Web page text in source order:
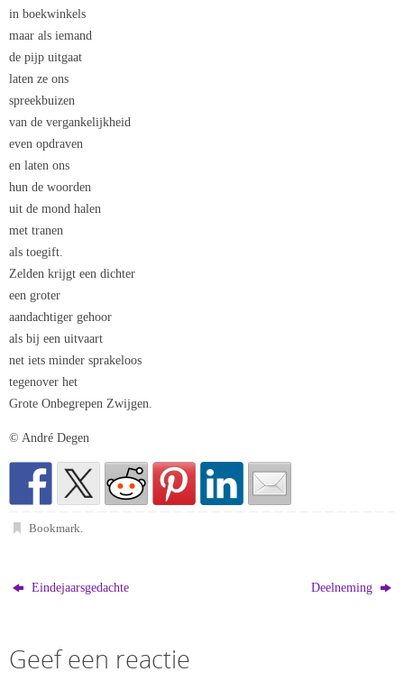
in boekwinkels
maar als iemand
de pijp uitgaat
laten ze ons
spreekbuizen
van de vergankelijkheid
even opdraven
en laten ons
hun de woorden
uit de mond halen
met tranen
als toegift.
Zelden krijgt een dichter
een groter
aandachtiger gehoor
als bij een uitvaart
net iets minder sprakeloos
tegenover het
Grote Onbegrepen Zwijgen.
© André Degen
Bookmark.
Eindejaarsgedachte Deelneming
Geef een reactie